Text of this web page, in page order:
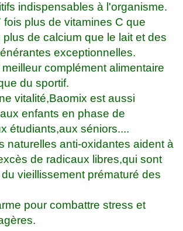
indispensables à l'organisme.
fois plus de vitamines C que
plus de calcium que le lait et des
exceptionnelles.
complément alimentaire
du sportif.
vitalité,Baomix est aussi
enfants en phase de
étudiants,aux séniors....
naturelles anti-oxidantes aident à
de radicaux libres,qui sont
vieillissement prématuré des
pour combattre stress et